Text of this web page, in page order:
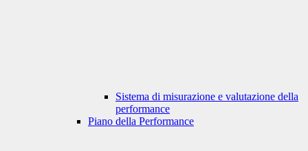
Sistema di misurazione e valutazione della
performance
Piano della Performance